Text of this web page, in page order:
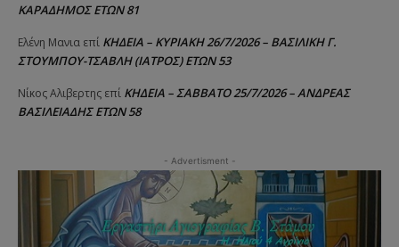
ΚΑΡΑΔΗΜΟΣ ΕΤΩΝ 81
Ελένη Μανια επί ΚΗΔΕΙΑ – ΚΥΡΙΑΚΗ 26/7/2026 – ΒΑΣΙΛΙΚΗ Γ.
ΣΤΟΥΜΠΟΥ-ΤΣΑΒΛΗ (ΙΑΤΡΟΣ) ΕΤΩΝ 53
Νίκος Αλιβερτης επί ΚΗΔΕΙΑ – ΣΑΒΒΑΤΟ 25/7/2026 – ΑΝΔΡΕΑΣ
ΒΑΣΙΛΕΙΑΔΗΣ ΕΤΩΝ 58
- Advertisment -